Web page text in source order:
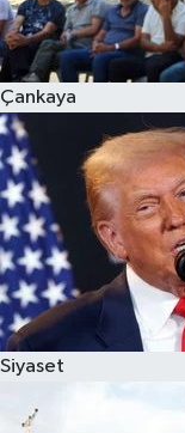
Çankaya
Siyaset